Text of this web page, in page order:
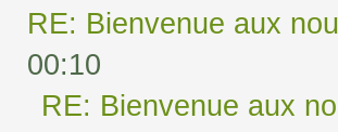
RE: Bienvenue aux
00:10
RE: Bienvenue aux